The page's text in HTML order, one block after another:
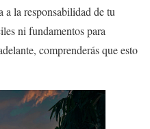
a la responsabilidad de tu
ni fundamentos para
comprenderás que esto